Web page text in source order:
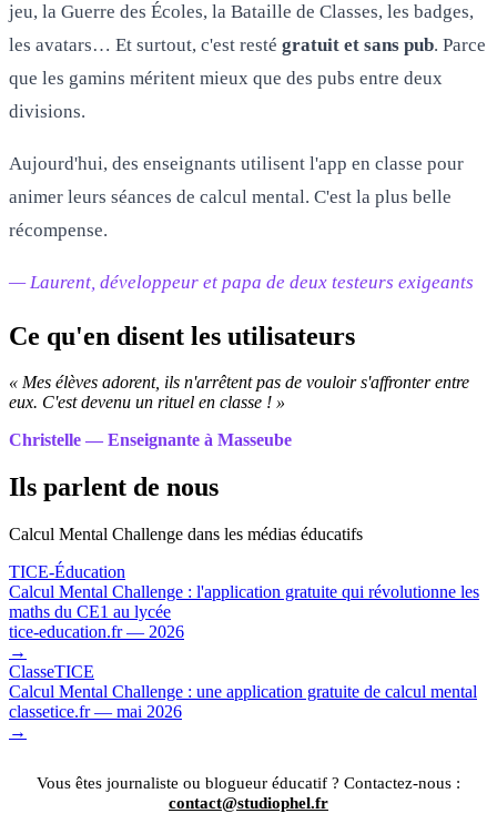
jeu, la Guerre des Écoles, la Bataille de Classes, les badges,
les avatars… Et surtout, c'est resté gratuit et sans pub. Parce
que les gamins méritent mieux que des pubs entre deux
divisions.
Aujourd'hui, des enseignants utilisent l'app en classe pour
animer leurs séances de calcul mental. C'est la plus belle
récompense.
— Laurent, développeur et papa de deux testeurs exigeants
Ce qu'en disent les utilisateurs
« Mes élèves adorent, ils n'arrêtent pas de vouloir s'affronter entre
eux. C'est devenu un rituel en classe ! »
Christelle — Enseignante à Masseube
Ils parlent de nous
Calcul Mental Challenge dans les médias éducatifs
TICE-Éducation
Calcul Mental Challenge : l'application gratuite qui révolutionne les
maths du CE1 au lycée
tice-education.fr — 2026
→
ClasseTICE
Calcul Mental Challenge : une application gratuite de calcul mental
classetice.fr — mai 2026
→
Vous êtes journaliste ou blogueur éducatif ? Contactez-nous :
contact@studiophel.fr